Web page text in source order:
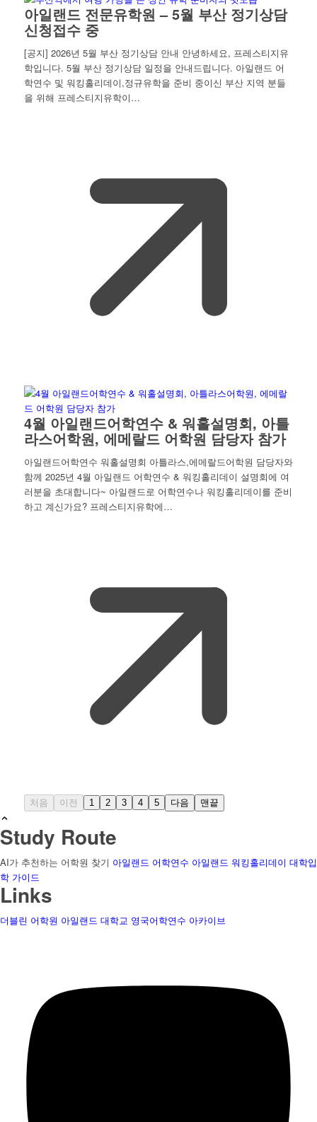
아일랜드 전문유학원 – 5월 부산 정기상담
신청접수 중
[공지] 2026년 5월 부산 정기상담 안내 안녕하세요, 프레스티지유
학입니다. 5월 부산 정기상담 일정을 안내드립니다. 아일랜드 어
학연수 및 워킹홀리데이,정규유학을 준비 중이신 부산 지역 분들
을 위해 프레스티지유학이…
4월 아일랜드어학연수 & 워홀설명회, 아틀
라스어학원, 에메랄드 어학원 담당자 참가
아일랜드어학연수 워홀설명회 아틀라스,에메랄드어학원 담당자와
함께 2025년 4월 아일랜드 어학연수 & 워킹홀리데이 설명회에 여
러분을 초대합니다~ 아일랜드로 어학연수나 워킹홀리데이를 준비
하고 계신가요? 프레스티지유학에…
처음 이전 1 2 3 4 5 다음 맨끝
Study Route
AI가 추천하는 어학원 찾기 아일랜드 어학연수 아일랜드 워킹홀리데이 대학입
학 가이드
Links
더블린 어학원 아일랜드 대학교 영국어학연수 아카이브